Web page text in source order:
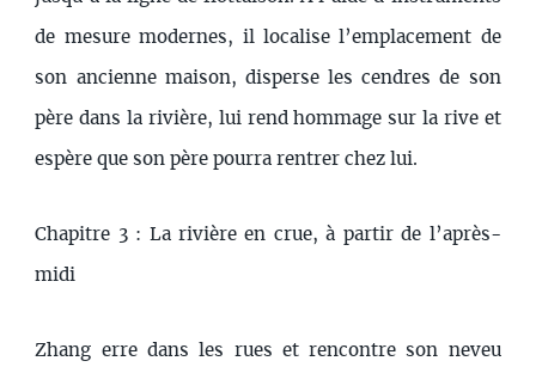
de mesure modernes, il localise l’emplacement de
son ancienne maison, disperse les cendres de son
père dans la rivière, lui rend hommage sur la rive et
espère que son père pourra rentrer chez lui.
Chapitre 3 : La rivière en crue, à partir de l’après-
midi
Zhang erre dans les rues et rencontre son neveu